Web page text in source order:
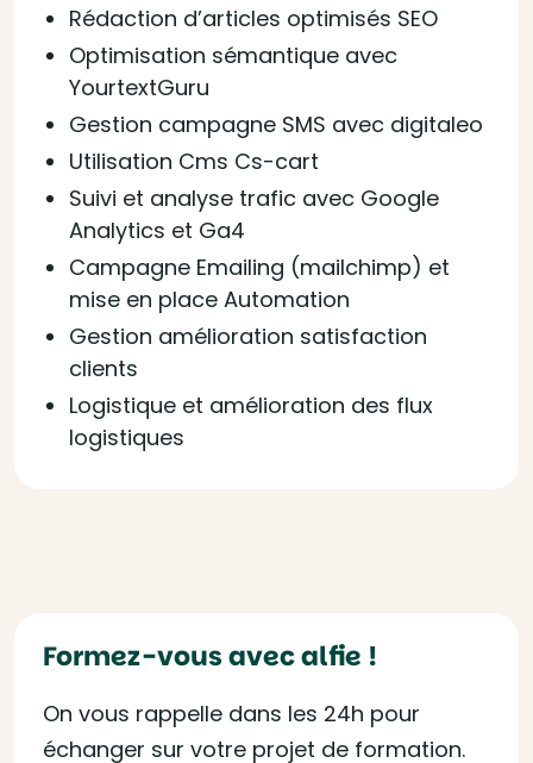
Rédaction d’articles optimisés SEO
Optimisation sémantique avec
YourtextGuru
Gestion campagne SMS avec digitaleo
Utilisation Cms Cs-cart
Suivi et analyse trafic avec Google
Analytics et Ga4
Campagne Emailing (mailchimp) et
mise en place Automation
Gestion amélioration satisfaction
clients
Logistique et amélioration des flux
logistiques
Formez-vous avec alfie !
On vous rappelle dans les 24h pour
échanger sur votre projet de formation.